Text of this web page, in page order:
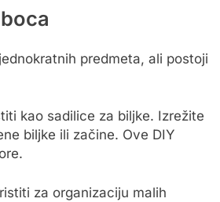
predmeta, ali postoji
kao sadilice za biljke. Izrežite
biljke ili začine. Ove DIY
za organizaciju malih